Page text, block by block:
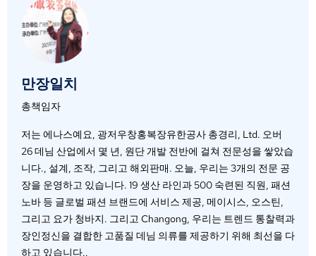
만장일치
총책임자
저는 에나스예요, 광저우창홍복장유한공사 총경리, Ltd. 오버
26 데님 산업에서 몇 년, 원단 개발 전반에 걸쳐 전문성을 쌓았습
니다., 설계, 조작, 그리고 해외판매. 오늘, 우리는 3개의 전문 공
장을 운영하고 있습니다. 19 생산 라인과 500 숙련된 직원, 패션
노바 등 글로벌 패션 브랜드에 서비스 제공, 메이시스, 오스틴,
그리고 요가 청바지. 그리고 Changong, 우리는 트렌드 통찰력과
장인정신을 결합한 고품질 데님 의류를 제공하기 위해 최선을 다
하고 있습니다..